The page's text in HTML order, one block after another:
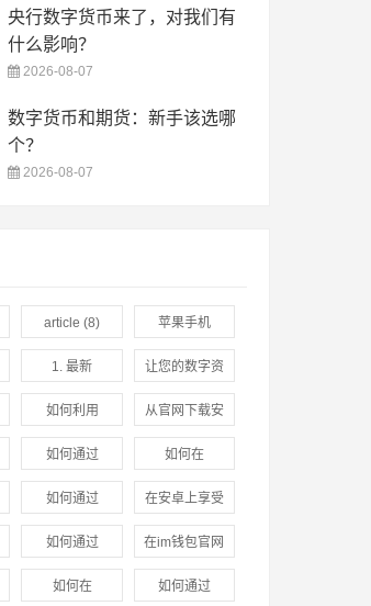
央行数字货币来了，对我们有
什么影响？
2026-08-07
数字货币和期货：新手该选哪
个？
2026-08-07
article (8) 苹果手机
imToken最新
位指导(3)
1. 最新
imToken钱包
(3)
让您的数字资
产安全无忧(3)
如何利用
imToken官网
利分析(4)
从官网下载安
装im钱包后的
(3)
如何通过
imToken官网
信息(3)
如何在
imToken下载
动交易工具？
(3)
如何通过
imToken新地
任感？(3)
在安卓上享受
数字货币：
的下载指引(3)
如何通过
imtoken官网
在im钱包官网
版中进行云计
如何在 如何通过